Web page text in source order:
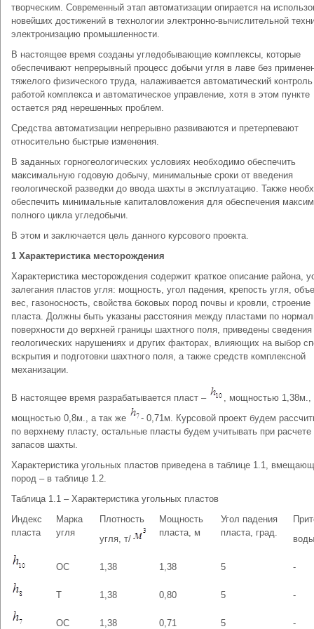
творческим. Современный этап автоматизации опирается на
новейших достижений в технологии электронно-вычислительной
электронизацию промышленности.
В настоящее время созданы угледобывающие комплексы, которые
обеспечивают непрерывный процесс добычи угля в лаве без
тяжелого физического труда, налаживается автоматический контроль
работой комплекса и автоматическое управление, хотя в этом пункте
остается ряд нерешенных проблем.
Средства автоматизации непрерывно развиваются и претерпевают
относительно быстрые изменения.
В заданных горногеологических условиях необходимо обеспечить
максимальную годовую добычу, минимальные сроки от введения
геологической разведки до ввода шахты в эксплуатацию. Также
обеспечить минимальные капиталовложения для обеспечения
полного цикла угледобычи.
В этом и заключается цель данного курсового проекта.
1 Характеристика месторождения
Характеристика месторождения содержит краткое описание района,
залегания пластов угля: мощность, угол падения, крепость угля,
вес, газоносность, свойства боковых пород почвы и кровли, строение
пласта. Должны быть указаны расстояния между пластами по
поверхности до верхней границы шахтного поля, приведены сведения
геологических нарушениях и других факторах, влияющих на выбор
вскрытия и подготовки шахтного поля, а также средств комплексной
механизации.
В настоящее время разрабатывается пласт –
, мощностью 1,38м.,
мощностью 0,8м., а так же
- 0,71м. Курсовой проект будем
по верхнему пласту, остальные пласты будем учитывать при расчете
запасов шахты.
Характеристика угольных пластов приведена в таблице 1.1,
пород – в таблице 1.2.
Таблица 1.1 – Характеристика угольных пластов
Индекс
пласта
Марка
угля
Плотность
угля, т/
Мощность
пласта, м
Угол падения
пласта, град.
ОС 1,38 1,38 5 -
Т 1,38 0,80 5 -
ОС 1,38 0,71 5
-